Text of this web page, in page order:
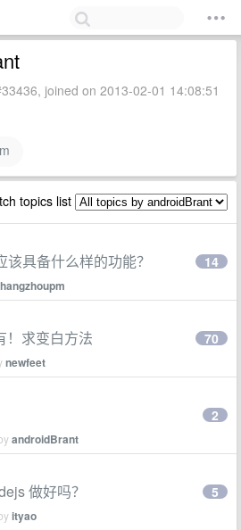
joined on 2013-02-01 14:08:51
topics list
具备什么样的功能？
hangzhoupm
14
！求变白方法
newfeet
70
androidBrant
2
做好吗？
ityao
5